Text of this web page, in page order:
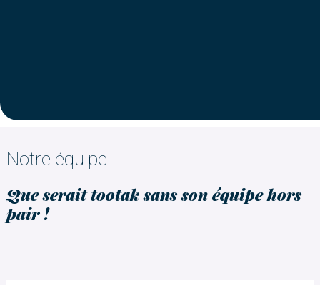
Notre équipe
Que serait tootak sans son équipe hors
pair !